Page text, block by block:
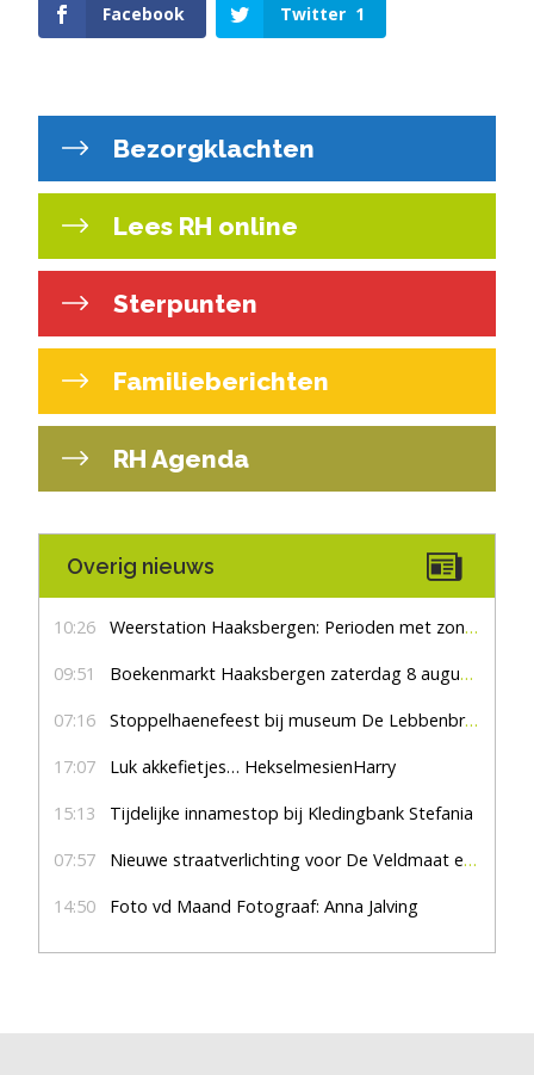
Facebook Twitter 1
Bezorgklachten
Lees RH online
Sterpunten
Familieberichten
RH Agenda
Overig nieuws
10:26 Weerstation Haaksbergen: Perioden met zon en droog
09:51 Boekenmarkt Haaksbergen zaterdag 8 augustus, marktplein Haaksbergen
07:16 Stoppelhaenefeest bij museum De Lebbenbrugge
17:07 Luk akkefietjes… HekselmesienHarry
15:13 Tijdelijke innamestop bij Kledingbank Stefania
07:57 Nieuwe straatverlichting voor De Veldmaat en De Pas
14:50 Foto vd Maand Fotograaf: Anna Jalving